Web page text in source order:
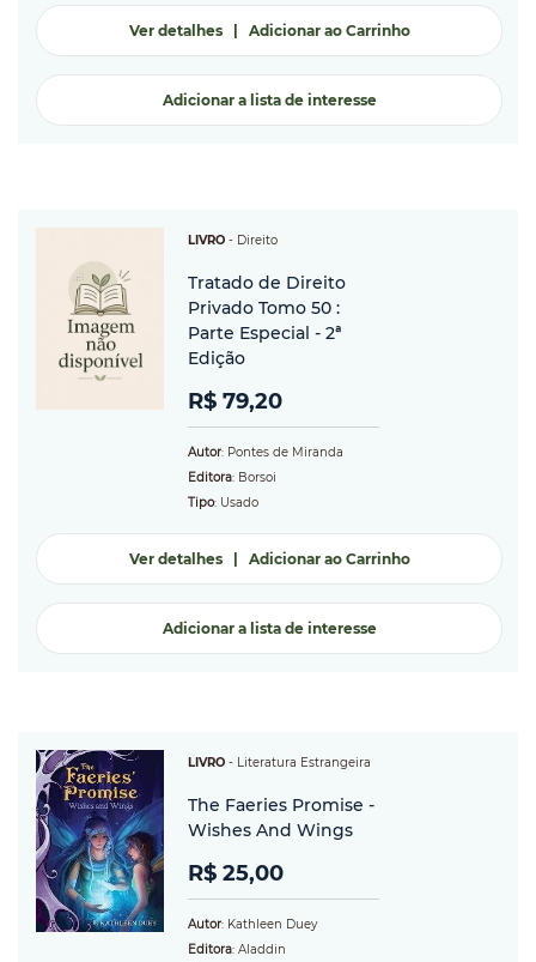
Ver detalhes| Adicionar ao Carrinho
Adicionar a lista de interesse
LIVRO - Direito
Tratado de Direito
Privado Tomo 50 :
Parte Especial - 2ª
Edição
R$ 79,20
Autor: Pontes de Miranda
Editora: Borsoi
Tipo: Usado
Ver detalhes| Adicionar ao Carrinho
Adicionar a lista de interesse
LIVRO - Literatura Estrangeira
The Faeries Promise -
Wishes And Wings
R$ 25,00
Autor: Kathleen Duey
Editora: Aladdin